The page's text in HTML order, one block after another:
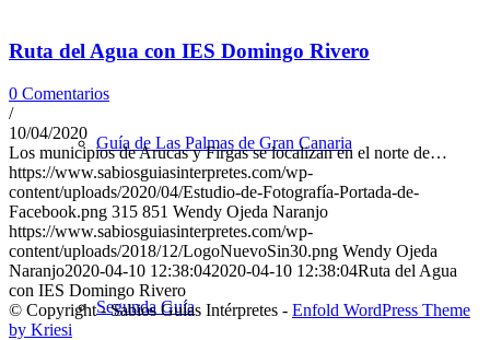
Guía de Las Palmas de Gran Canaria
Segunda Guía
Ruta del Agua con IES Domingo Rivero
0 Comentarios
/
10/04/2020
Los municipios de Arucas y Firgas se localizan en el norte de…
https://www.sabiosguiasinterpretes.com/wp-
content/uploads/2020/04/Estudio-de-Fotografía-Portada-de-
Facebook.png 315 851 Wendy Ojeda Naranjo
https://www.sabiosguiasinterpretes.com/wp-
content/uploads/2018/12/LogoNuevoSin30.png Wendy Ojeda
Naranjo2020-04-10 12:38:042020-04-10 12:38:04Ruta del Agua
con IES Domingo Rivero
© Copyright - Sabios Guías Intérpretes - Enfold WordPress Theme
by Kriesi